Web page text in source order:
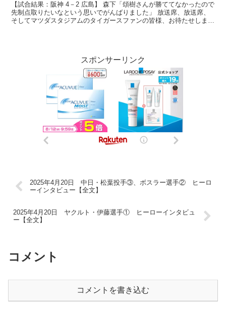
【試合結果：阪神 4－2 広島】 森下「頌樹さんが勝ててなかったので
先制点取りたいなという思いでがんばりました」 放送席、放送席、
そしてマツダスタジアムのタイガースファンの皆様、お待たせしまし
スポンサーリンク
2025年4月20日 中日・松葉投手③、ボスラー選手② ヒーロ
ーインタビュー【全文】
2025年4月20日 ヤクルト・伊藤選手① ヒーローインタビュ
ー【全文】
コメント
コメントを書き込む